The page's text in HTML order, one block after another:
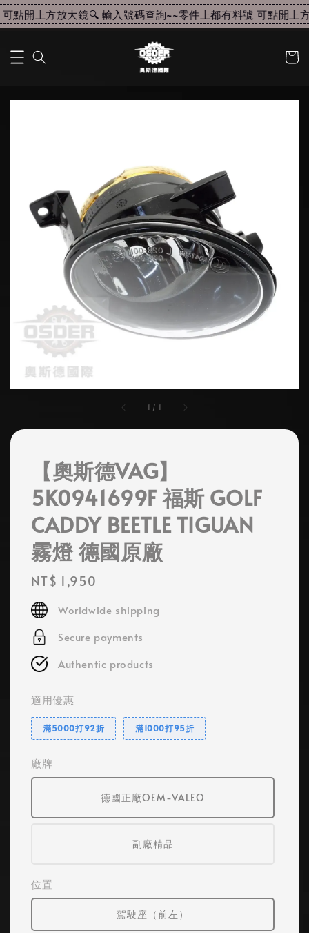
點開上方放大鏡🔍 輸入號碼查詢~~零件上都有料號 可點開上
1 / 1
【奧斯德VAG】
5K0941699F 福斯 GOLF
CADDY BEETLE TIGUAN
霧燈 德國原廠
Regular
price
NT$ 1,950
Worldwide shipping
Secure payments
Authentic products
適用優惠
滿5000打92折 滿1000打95折
廠牌
德國正廠OEM-VALEO
副廠精品
位置
駕駛座（前左）